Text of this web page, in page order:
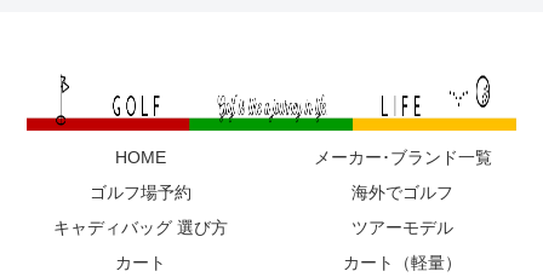
HOME
メーカー･ブランド一覧
ゴルフ場予約
海外でゴルフ
キャディバッグ 選び方
ツアーモデル
カート
カート（軽量）